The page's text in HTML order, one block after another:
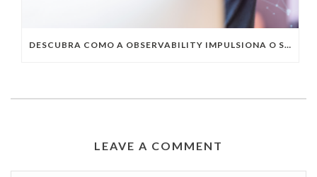
DESCUBRA COMO A OBSERVABILITY IMPULSIONA O SUCESSO DO SEU NEGÓCIO
LEAVE A COMMENT